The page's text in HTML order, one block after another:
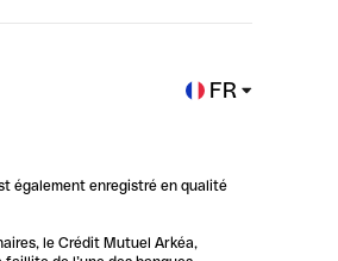
FR
également enregistré en qualité
le Crédit Mutuel Arkéa,